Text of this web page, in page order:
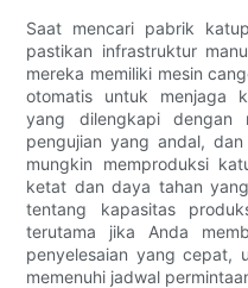
Saat mencari pabrik
pastikan infrastruktur
mereka memiliki mesin
otomatis untuk menjaga
yang dilengkapi dengan
pengujian yang andal,
mungkin memproduksi
ketat dan daya tahan
tentang kapasitas
terutama jika Anda
penyelesaian yang cepat,
memenuhi jadwal